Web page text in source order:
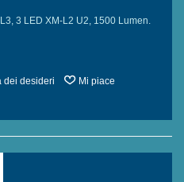
3 LED XM-L2 U2, 1500 Lumen.
dei desideri
Mi piace